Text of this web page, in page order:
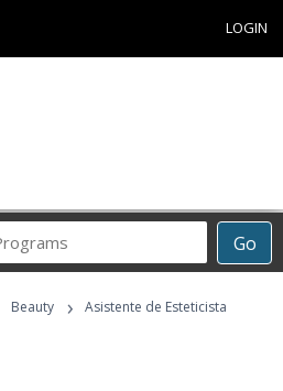
LOGIN
Go
Career
Programs
Beauty › Asistente de Esteticista